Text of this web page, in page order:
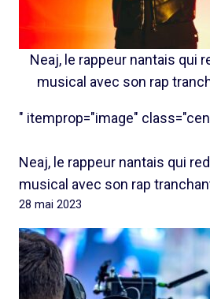
Neaj, le rappeur nantais qui
musical avec son rap
" itemprop="image"
Neaj, le rappeur nantais qui
musical avec son rap
28 mai 2023